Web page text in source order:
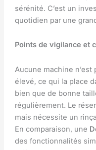
sérénité. C’est un
quotidien par une
Points de vigilance et
Aucune machine n’est
élevé, ce qui la place
bien que de bonne
régulièrement. Le
mais nécessite un
En comparaison, une
des fonctionnalités